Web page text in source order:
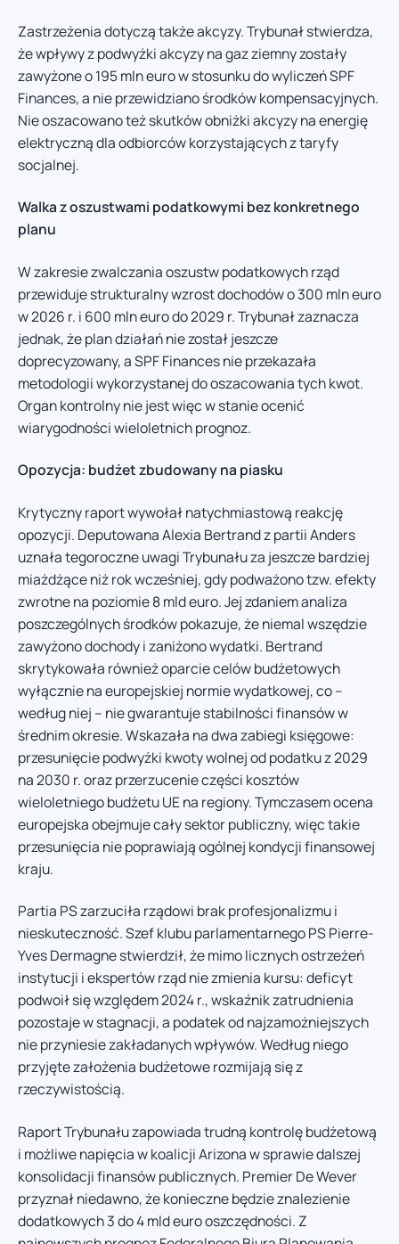
Zastrzeżenia dotyczą także akcyzy. Trybunał stwierdza,
że wpływy z podwyżki akcyzy na gaz ziemny zostały
zawyżone o 195 mln euro w stosunku do wyliczeń SPF
Finances, a nie przewidziano środków kompensacyjnych.
Nie oszacowano też skutków obniżki akcyzy na energię
elektryczną dla odbiorców korzystających z taryfy
socjalnej.
Walka z oszustwami podatkowymi bez konkretnego
planu
W zakresie zwalczania oszustw podatkowych rząd
przewiduje strukturalny wzrost dochodów o 300 mln euro
w 2026 r. i 600 mln euro do 2029 r. Trybunał zaznacza
jednak, że plan działań nie został jeszcze
doprecyzowany, a SPF Finances nie przekazała
metodologii wykorzystanej do oszacowania tych kwot.
Organ kontrolny nie jest więc w stanie ocenić
wiarygodności wieloletnich prognoz.
Opozycja: budżet zbudowany na piasku
Krytyczny raport wywołał natychmiastową reakcję
opozycji. Deputowana Alexia Bertrand z partii Anders
uznała tegoroczne uwagi Trybunału za jeszcze bardziej
miażdżące niż rok wcześniej, gdy podważono tzw. efekty
zwrotne na poziomie 8 mld euro. Jej zdaniem analiza
poszczególnych środków pokazuje, że niemal wszędzie
zawyżono dochody i zaniżono wydatki. Bertrand
skrytykowała również oparcie celów budżetowych
wyłącznie na europejskiej normie wydatkowej, co –
według niej – nie gwarantuje stabilności finansów w
średnim okresie. Wskazała na dwa zabiegi księgowe:
przesunięcie podwyżki kwoty wolnej od podatku z 2029
na 2030 r. oraz przerzucenie części kosztów
wieloletniego budżetu UE na regiony. Tymczasem ocena
europejska obejmuje cały sektor publiczny, więc takie
przesunięcia nie poprawiają ogólnej kondycji finansowej
kraju.
Partia PS zarzuciła rządowi brak profesjonalizmu i
nieskuteczność. Szef klubu parlamentarnego PS Pierre-
Yves Dermagne stwierdził, że mimo licznych ostrzeżeń
instytucji i ekspertów rząd nie zmienia kursu: deficyt
podwoił się względem 2024 r., wskaźnik zatrudnienia
pozostaje w stagnacji, a podatek od najzamożniejszych
nie przyniesie zakładanych wpływów. Według niego
przyjęte założenia budżetowe rozmijają się z
rzeczywistością.
Raport Trybunału zapowiada trudną kontrolę budżetową
i możliwe napięcia w koalicji Arizona w sprawie dalszej
konsolidacji finansów publicznych. Premier De Wever
przyznał niedawno, że konieczne będzie znalezienie
dodatkowych 3 do 4 mld euro oszczędności. Z